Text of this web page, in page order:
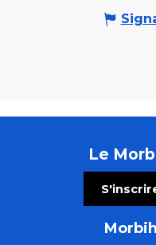
Le